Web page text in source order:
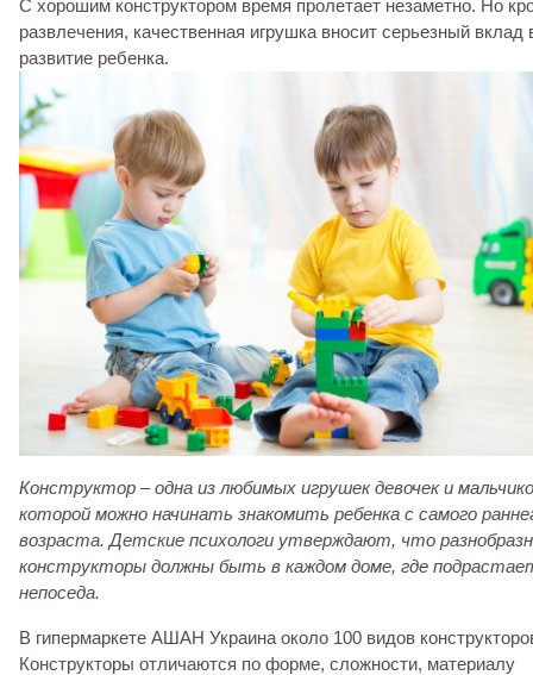
С хорошим конструктором время пролетает незаметно. Но
развлечения, качественная игрушка вносит серьезный вклад
развитие ребенка.
Конструктор – одна из любимых игрушек девочек и
которой можно начинать знакомить ребенка с самого
возраста. Детские психологи утверждают, что
конструкторы должны быть в каждом доме, где
непоседа.
В гипермаркете АШАН Украина около 100 видов
Конструкторы отличаются по форме, сложности, материалу